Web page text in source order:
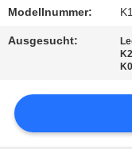
FORDERN
Modellnummer:
Ausgesucht: